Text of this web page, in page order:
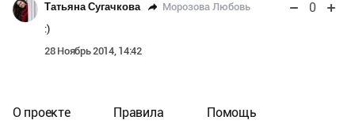
Татьяна Сугачкова Морозова Любовь 0
:)
28 Ноябрь 2014, 14:42
О проекте Правила Помощь